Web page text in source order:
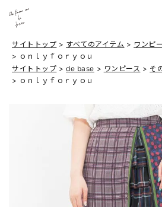
サイトトップ すべてのアイテム ワンピ
ｏｎｌｙｆｏｒｙｏｕ
サイトトップ
de base ワンピース
そ
ｏｎｌｙｆｏｒｙｏｕ